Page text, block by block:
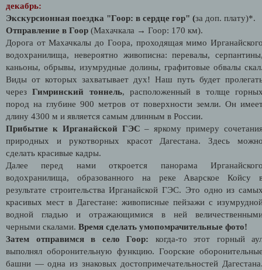
декабрь:
Экскурсионная поездка "Гоор: в сердце гор" (за доп. плату)*.
Отправление в Гоор (Махачкала → Гоор: 170 км).
Дорога от Махачкалы до Гоора, проходящая мимо
водохранилища, невероятно живописна: перевалы,
каньоны, обрывы, изумрудные долины, графитовые обвалы
Виды от которых захватывает дух! Наш путь будет
черезГимринский тоннель, расположенный в толще
пород на глубине 900 метров от поверхности земли. Он
длину 4300 м и является самым длинным в России.
Прибытие к Ирганайской ГЭС – яркому примеру
природных и рукотворных красот Дагестана. Здесь
сделать красивые кадры.
Далее перед нами откроется панорама
водохранилища, образованного на реке Аварское Койсу
результате строительства Ирганайской ГЭС. Это одно из
красивых мест в Дагестане: живописные пейзажи с
водной гладью и отражающимися в ней
черными скалами. Время сделать умопомрачительные фото!
Затем отправимся в село Гоор: когда-то этот горный
выполнял оборонительную функцию. Гоорские
башни — одна из знаковых достопримечательностей